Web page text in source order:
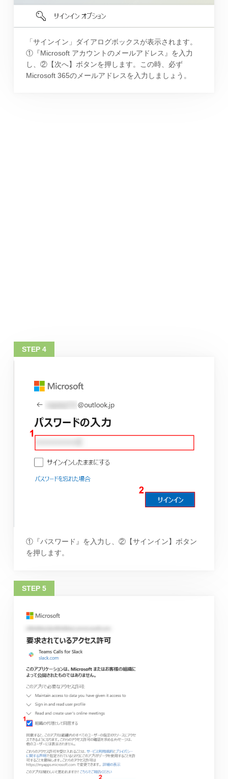
「サインイン」ダイアログボックスが表示されます。
①『Microsoft アカウントのメールアドレス』を入力
し、②【次へ】ボタンを押します。この時、必ず
Microsoft 365のメールアドレスを入力しましょう。
①『パスワード』を入力し、②【サインイン】ボタン
を押します。